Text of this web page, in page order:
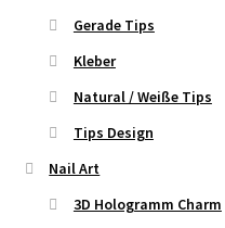
Gerade Tips
Kleber
Natural / Weiße Tips
Tips Design
Nail Art
3D Hologramm Charm